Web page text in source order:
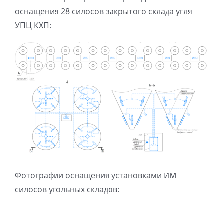
оснащения 28 силосов закрытого склада угля
УПЦ КХП:
Фотографии оснащения установками ИМ
силосов угольных складов: